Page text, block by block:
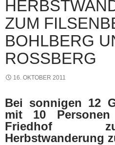
ZUM
BOHLBERG
ROSSBERG
16. OKTOBER 2011
Bei sonnigen 12
mit 10
Friedhof
Herbstwanderung